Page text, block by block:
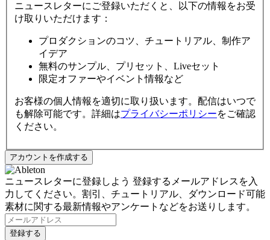
ニュースレターにご登録いただくと、以下の情報をお受
け取りいただけます：
プロダクションのコツ、チュートリアル、制作ア
イデア
無料のサンプル、プリセット、Liveセット
限定オファーやイベント情報など
お客様の個人情報を適切に取り扱います。配信はいつで
も解除可能です。詳細はプライバシーポリシーをご確認
ください。
ニュースレターに登録しよう 登録するメールアドレスを入
力してください。割引、チュートリアル、ダウンロード可能
素材に関する最新情報やアンケートなどをお送りします。